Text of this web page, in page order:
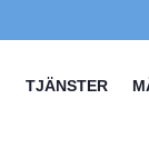
TJÄNSTER